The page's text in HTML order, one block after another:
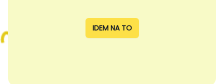
IDEM NA TO